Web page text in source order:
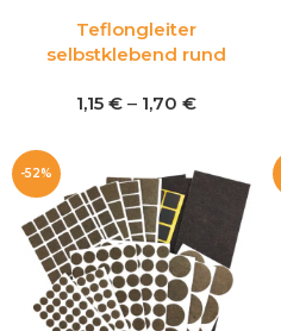
Teflongleiter
selbstklebend rund
1,15 € – 1,70 €
-52%